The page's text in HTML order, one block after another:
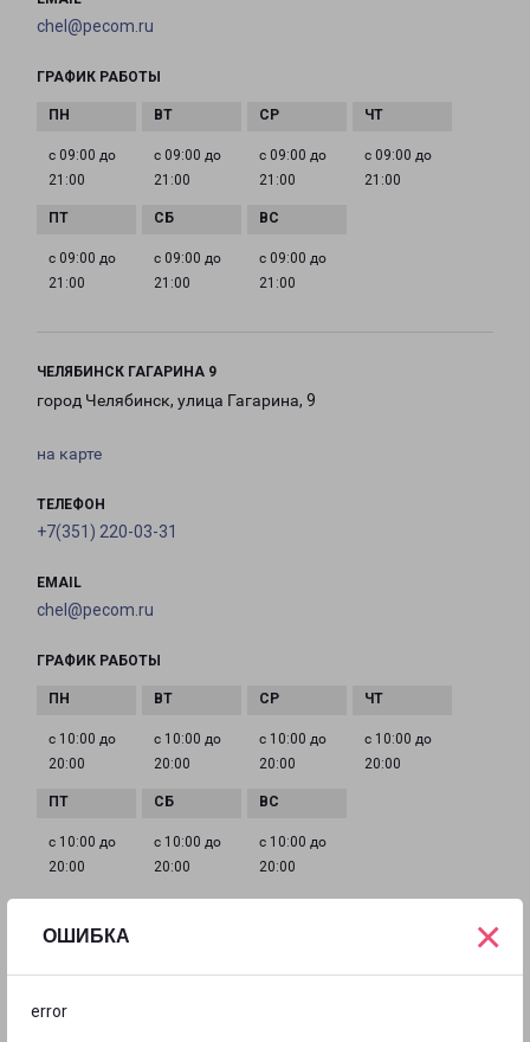
ОШИБКА
error
×
chel@pecom.ru
ГРАФИК РАБОТЫ
с 09:00 до
21:00
с 09:00 до
21:00
с 09:00 до
21:00
с 09:00 до
21:00
с 09:00 до
21:00
с 09:00 до
21:00
с 09:00 до
21:00
ЧЕЛЯБИНСК ГАГАРИНА 9
город Челябинск, улица Гагарина, 9
на карте
ТЕЛЕФОН
+7(351) 220-03-31
EMAIL
chel@pecom.ru
ГРАФИК РАБОТЫ
с 10:00 до
20:00
с 10:00 до
20:00
с 10:00 до
20:00
с 10:00 до
20:00
с 10:00 до
20:00
с 10:00 до
20:00
с 10:00 до
20:00